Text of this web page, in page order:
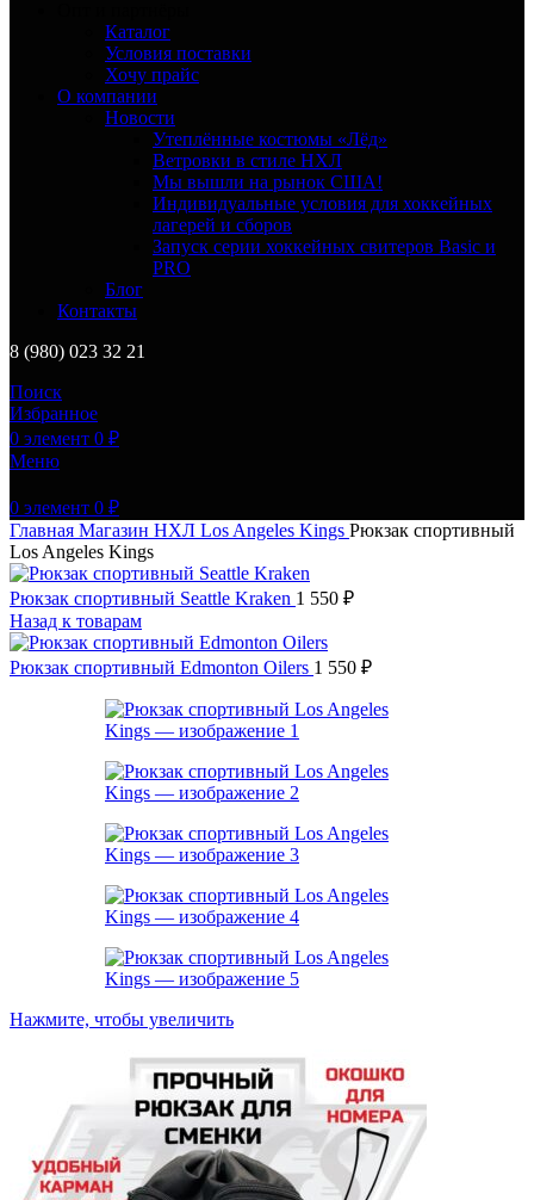
Каталог
Условия поставки
Хочу прайс
О компании
Новости
Утеплённые костюмы «Лёд»
Ветровки в стиле НХЛ
Мы вышли на рынок США!
Индивидуальные условия для хоккейных
лагерей и сборов
Запуск серии хоккейных свитеров Basic и
PRO
Блог
Контакты
8 (980) 023 32 21
Поиск
Избранное
0 элемент 0 ₽
Меню
0 элемент 0 ₽
Главная Магазин НХЛ Los Angeles Kings Рюкзак спортивный
Los Angeles Kings
Рюкзак спортивный Seattle Kraken 1 550 ₽
Назад к товарам
Рюкзак спортивный Edmonton Oilers 1 550 ₽
Нажмите, чтобы увеличить